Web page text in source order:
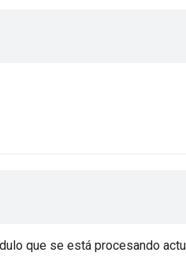
que se está procesando